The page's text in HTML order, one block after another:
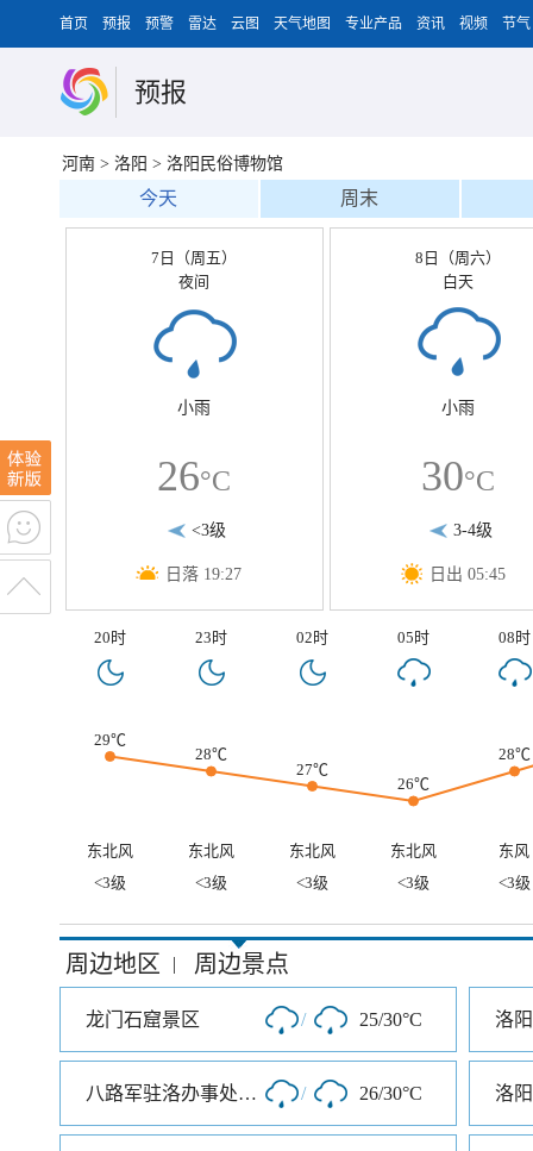
首页 预报 预警 雷达 云图 天气地图 专业产品 资讯 视频 节气
预报
河南 > 洛阳 > 洛阳民俗博物馆
今天 周末
7日（周五）
夜间
小雨
26°C
<3级
日落 19:27
8日（周六）
白天
小雨
30°C
3-4级
日出 05:45
20时 23时 02时 05时 08时
29℃
28℃
27℃
26℃
28℃
东北风 东北风 东北风 东北风
东风
<3级
<3级 <3级 <3级 <3级
周边地区 | 周边景点
龙门石窟景区 / 25/30°C 洛
八路军驻洛办事处纪念馆 / 26/30°C 洛